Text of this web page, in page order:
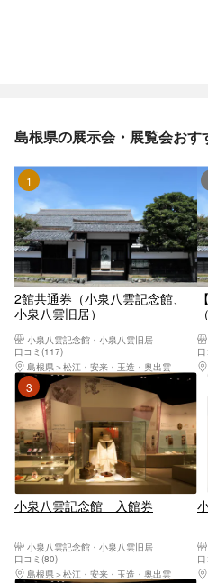
島根県の展示会・展覧会おす
1位
2館共通券（小泉八雲記念館、
小泉八雲旧居）
小泉八雲記念館・小泉八雲旧居
口コミ(117)
島根県
松江・安来・玉造・奥出雲
3位
小泉八雲記念館 入館券
小泉八雲記念館・小泉八雲旧居
口コミ(80)
島根県
松江・安来・玉造・奥出雲